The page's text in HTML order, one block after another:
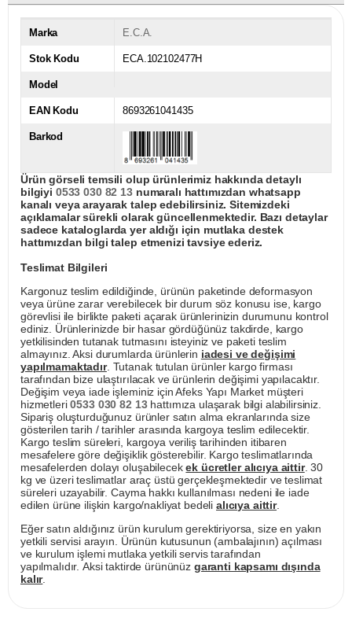
Marka E.C.A.
Stok Kodu ECA.102102477H
Model
EAN Kodu 8693261041435
Barkod
Ürün görseli temsili olup ürünlerimiz hakkında detaylı
bilgiyi 0533 030 82 13numaralı hattımızdan whatsapp
kanalı veya arayarak talep edebilirsiniz. Sitemizdeki
açıklamalar sürekli olarak güncellenmektedir. Bazı detaylar
sadece kataloglarda yer aldığı için mutlaka destek
hattımızdan bilgi talep etmenizi tavsiye ederiz.
Teslimat Bilgileri
Kargonuz teslim edildiğinde, ürünün paketinde deformasyon
veya ürüne zarar verebilecek bir durum söz konusu ise, kargo
görevlisi ile birlikte paketi açarak ürünlerinizin durumunu kontrol
ediniz. Ürünlerinizde bir hasar gördüğünüz takdirde, kargo
yetkilisinden tutanak tutmasını isteyiniz ve paketi teslim
almayınız. Aksi durumlarda ürünlerin iadesi ve değişimi
yapılmamaktadır. Tutanak tutulan ürünler kargo firması
tarafından bize ulaştırılacak ve ürünlerin değişimi yapılacaktır.
Değişim veya iade işleminiz için Afeks Yapı Market müşteri
hizmetleri0533 030 82 13hattımıza ulaşarak bilgi alabilirsiniz.
Sipariş oluşturduğunuz ürünler satın alma ekranlarında size
gösterilen tarih / tarihler arasında kargoya teslim edilecektir.
Kargo teslim süreleri, kargoya veriliş tarihinden itibaren
mesafelere göre değişiklik gösterebilir. Kargo teslimatlarında
mesafelerden dolayı oluşabilecekek ücretler alıcıya aittir. 30
kg ve üzeri teslimatlar araç üstü gerçekleşmektedir ve teslimat
süreleri uzayabilir. Cayma hakkı kullanılması nedeni ile iade
edilen ürüne ilişkin kargo/nakliyat bedeli alıcıya aittir.
Eğer satın aldığınız ürün kurulum gerektiriyorsa, size en yakın
yetkili servisi arayın. Ürünün kutusunun (ambalajının) açılması
ve kurulum işlemi mutlaka yetkili servis tarafından
yapılmalıdır. Aksi taktirde ürününüz garanti kapsamı dışında
kalır.